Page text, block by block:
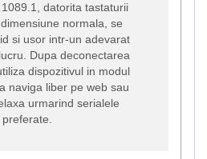
datorita tastaturii
normala, se
si usor intr-un adevarat
Dupa deconectarea
dispozitivul in modul
naviga liber pe web sau
urmarind serialele
preferate.